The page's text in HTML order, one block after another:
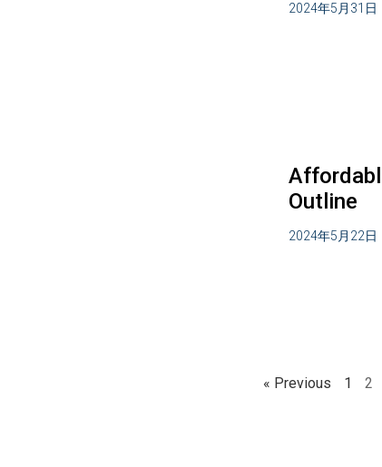
2024年5月31日
Outline
2024年5月22日
« Previous 1 2